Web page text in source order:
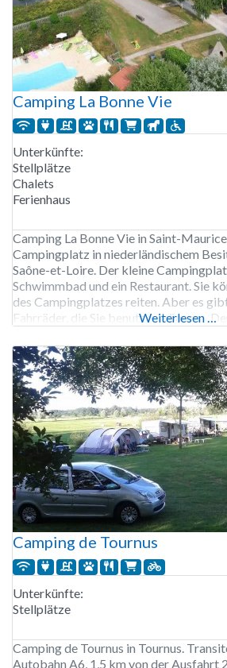
Camping La Bonne Vie
Unterkünfte:
Stellplätze
Chalets
Ferienhaus
Camping La Bonne Vie in Saint-
Campingplatz in niederländischem
Saône-et-Loire. Der kleine
Schwimmbad und ein Restaurant. Sie
des Campingplatzes reiten. Aber es
Fahrräder, die Sie benutzen können.
geöffnet. 24
Weiterlesen …
Camping de Tournus
Unterkünfte:
Stellplätze
Camping de Tournus in Tournus.
Autobahn A6, 1,5 km von der Ausfahrt